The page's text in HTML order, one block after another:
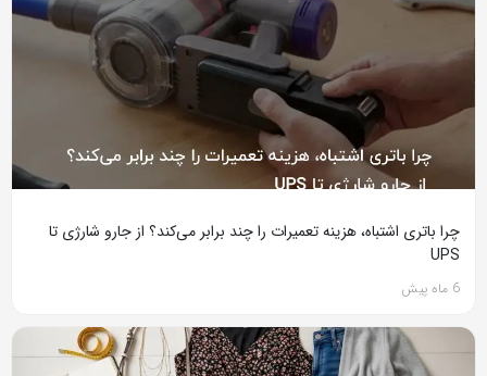
چرا باتری اشتباه، هزینه تعمیرات را چند برابر می‌کند؟ از جارو شارژی تا
UPS
6 ماه پیش